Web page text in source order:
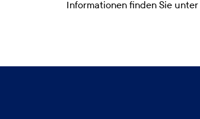
Informationen finden Sie unter